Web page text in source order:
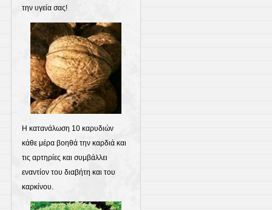
την υγεία σας!
Η κατανάλωση 10 καρυδιών
κάθε μέρα βοηθά την καρδιά και
τις αρτηρίες και συμβάλλει
εναντίον του διαβήτη και του
καρκίνου.